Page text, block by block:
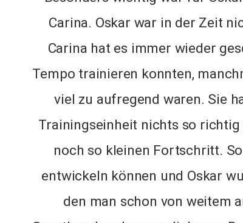
Carina. Oskar war in der Zeit
Carina hat es immer wieder
Tempo trainieren konnten,
viel zu aufregend waren. Sie
Trainingseinheit nichts so
noch so kleinen Fortschritt.
entwickeln können und Oskar
den man schon von weitem